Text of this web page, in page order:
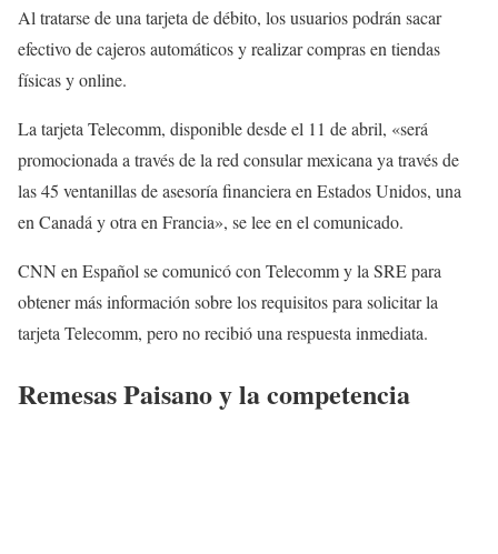
Al tratarse de una tarjeta de débito, los usuarios podrán sacar
efectivo de cajeros automáticos y realizar compras en tiendas
físicas y online.
La tarjeta Telecomm, disponible desde el 11 de abril, «será
promocionada a través de la red consular mexicana ya través de
las 45 ventanillas de asesoría financiera en Estados Unidos, una
en Canadá y otra en Francia», se lee en el comunicado.
CNN en Español se comunicó con Telecomm y la SRE para
obtener más información sobre los requisitos para solicitar la
tarjeta Telecomm, pero no recibió una respuesta inmediata.
Remesas Paisano y la competencia